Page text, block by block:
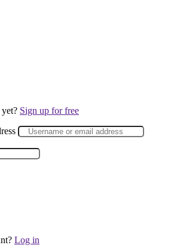
Sign up for free
Log in